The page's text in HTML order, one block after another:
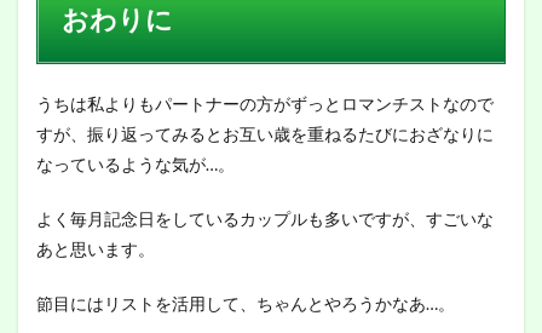
おわりに
うちは私よりもパートナーの方がずっとロマンチストなので
すが、振り返ってみるとお互い歳を重ねるたびにおざなりに
なっているような気が…。
よく毎月記念日をしているカップルも多いですが、すごいな
あと思います。
節目にはリストを活用して、ちゃんとやろうかなあ…。